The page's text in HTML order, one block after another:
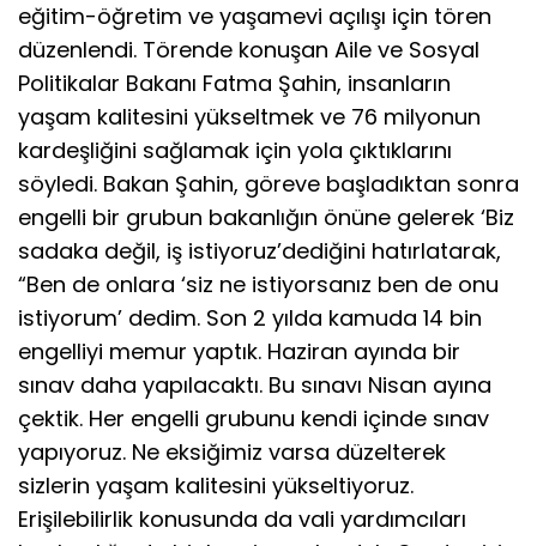
eğitim-öğretim ve yaşamevi açılışı için tören
düzenlendi. Törende konuşan Aile ve Sosyal
Politikalar Bakanı Fatma Şahin, insanların
yaşam kalitesini yükseltmek ve 76 milyonun
kardeşliğini sağlamak için yola çıktıklarını
söyledi. Bakan Şahin, göreve başladıktan sonra
engelli bir grubun bakanlığın önüne gelerek ‘Biz
sadaka değil, iş istiyoruz’dediğini hatırlatarak,
“Ben de onlara ‘siz ne istiyorsanız ben de onu
istiyorum’ dedim. Son 2 yılda kamuda 14 bin
engelliyi memur yaptık. Haziran ayında bir
sınav daha yapılacaktı. Bu sınavı Nisan ayına
çektik. Her engelli grubunu kendi içinde sınav
yapıyoruz. Ne eksiğimiz varsa düzelterek
sizlerin yaşam kalitesini yükseltiyoruz.
Erişilebilirlik konusunda da vali yardımcıları